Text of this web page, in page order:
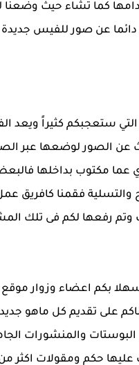
كما تشاء حيث
ستعجبكم كثيراً ويعد
عن الصور لوضعها عبر
عما مكتوب بداخلها
والتسلية فقمنا
رفعها لكم فى تلك
بكم اعضاء وزوار
على تقديم كل ماهو
البوستات والمنشورات
عليها حكم ومقولات